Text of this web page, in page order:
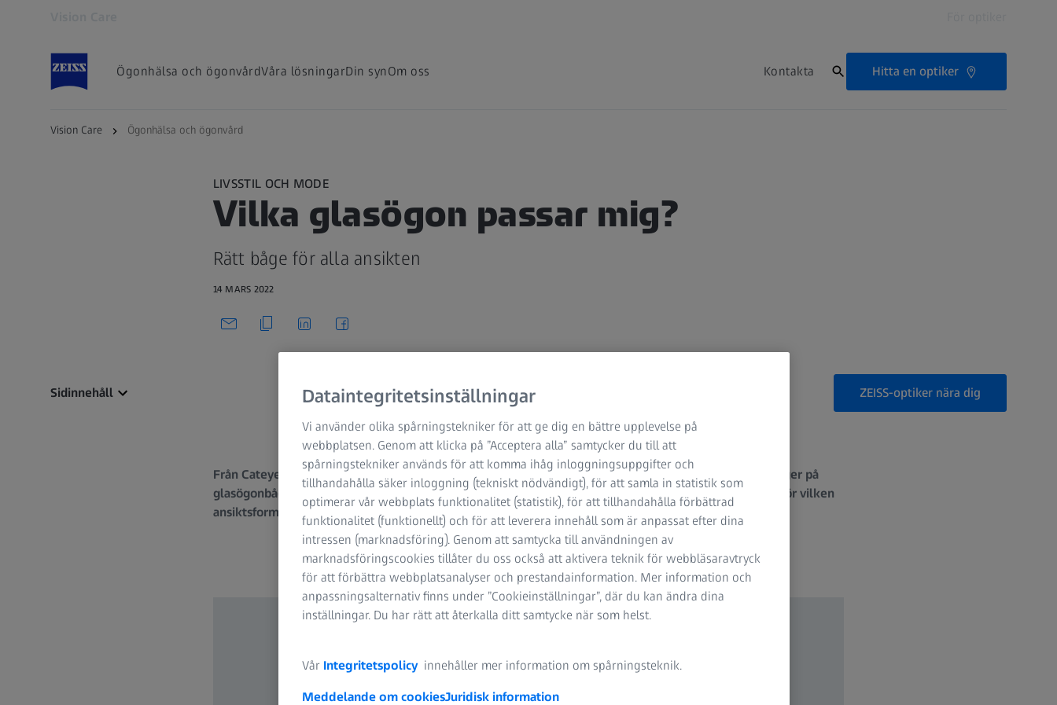
Ögonhälsa och ögonvårdVåra lösningarDin synOm oss Kontakta Hitta en optiker
Vision Care Ögonhälsa och ögonvård
LIVSSTIL OCH MODE
Vilka glasögon passar mig?
Rätt båge för alla ansikten
14 MARS 2022
Sidinnehåll ZEISS-optiker nära dig
Från Cateye-glasögon till nerd-glasögon eller glasögon utan båge – det finns så många former och färger på
glasögonbågar att det ofta är svårt att välja. SE BÄTTRE har några tips på hur du snabbt och enkelt avgör vilken
ansiktsform du har, och vilka glasögon, vilken båge och vilken färg som passar dig bäst.
Dataintegritetsinställningar
Vi använder olika spårningstekniker för att ge dig en bättre upplevelse på
webbplatsen. Genom att klicka på ”Acceptera alla” samtycker du till att
spårningstekniker används för att komma ihåg inloggningsuppgifter och
tillhandahålla säker inloggning (tekniskt nödvändigt), för att samla in statistik som
optimerar vår webbplats funktionalitet (statistik), för att tillhandahålla förbättrad
funktionalitet (funktionellt) och för att leverera innehåll som är anpassat efter dina
intressen (marknadsföring). Genom att samtycka till användningen av
marknadsföringscookies tillåter du oss också att aktivera teknik för webbläsaravtryck
för att förbättra webbplatsanalyser och prestandainformation. Mer information och
anpassningsalternativ finns under ”Cookieinställningar”, där du kan ändra dina
inställningar. Du har rätt att återkalla ditt samtycke när som helst.
Vår Integritetspolicy innehåller mer information om spårningsteknik.
Meddelande om cookiesJuridisk information